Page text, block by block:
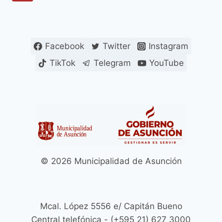
LA
SUDAMERICANA
23
DE
EN
NUEVA
OLLA
Facebook Twitter
Instagram
TikTok
Telegram YouTube
© 2026 Municipalidad de Asunción
Mcal. López 5556 e/ Capitán Bueno
Central telefónica - (+595 21) 627 3000